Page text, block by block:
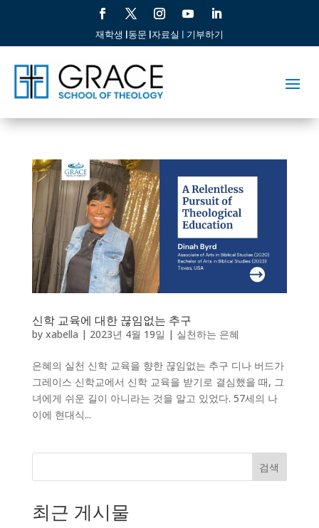
재학생 |동문 |자료실 | 기부하기
신학 교육에 대한 끊임없는 추구
by xabella | 2023년 4월 19일 | 실천하는 은혜
은혜의 실천 신학 교육을 향한 끊임없는 추구 디나 버드가
그레이스 신학교에서 신학 교육을 받기로 결심했을 때, 그
녀에게 쉬운 길이 아니라는 것을 알고 있었다. 57세의 나
이에 현대식...
검색
최근 게시물